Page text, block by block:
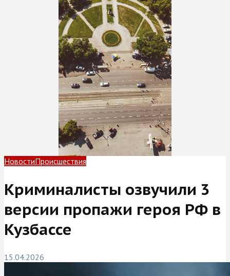
НовостиПроисшествия
Криминалисты озвучили 3
версии пропажи героя РФ в
Кузбассе
15.04.2026